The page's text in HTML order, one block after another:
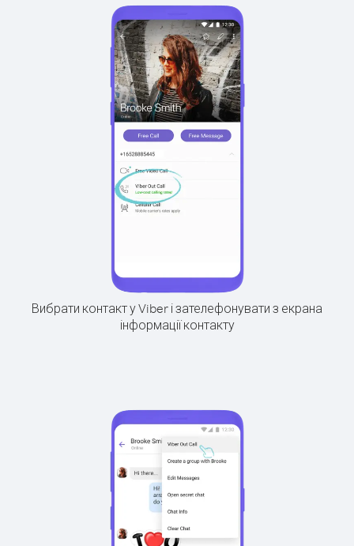
Вибрати контакт у Viber і зателефонувати з екрана
інформації контакту